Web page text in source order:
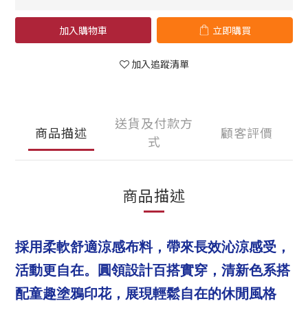
加入購物車 立即購買
加入追蹤清單
商品描述
送貨及付款方
式
顧客評價
商品描述
採用柔軟舒適涼感布料，帶來長效沁涼感受，
活動更自在。圓領設計百搭實穿，清新色系搭
配童趣塗鴉印花，展現輕鬆自在的休閒風格